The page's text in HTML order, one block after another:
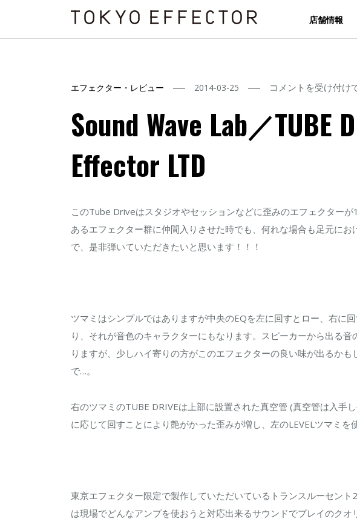
店舗情報
エフェクター・レビュー 2014-03-25
Sound
Lab
Effector
LTD
コメントを受け付け
Sound Wave Lab／TUBE
Effector LTD
このTube Driveはスタジオやセッションなどに歪みのエフェクター
あるエフェクター群に仲間入りさせた時でも、何れな場合も足元に
で、是非弾いていただきたいと思います！！！
ツマミはシンプルではありますが中央のEQを左に回すとロー、右に
り、それが音色のキャラクターにもなります。スピーカーから出る
りますが、少しハイ寄りの方がこのエフェクターの良い味が出るか
で…。
右のツマミのTUBE DRIVEは上部に設置された真空管 (真空管は入手
に応じて回すことにより艶がかった歪みが増し、左のLEVELツマミを
東京エフェクター限定で製作していただいているトランスルーセン
は現場でどんなアンプを使おうと対応出来るサウンドでプレイのクオ